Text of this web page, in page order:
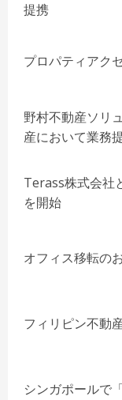
提携
プロパティアク
野村不動産ソリ
産において業務
Terass株式会社
を開始
オフィス移転の
フィリピン不動
シンガポールで